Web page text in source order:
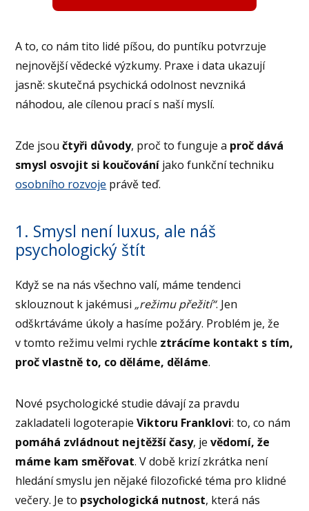
A to, co nám tito lidé píšou, do puntíku potvrzuje
nejnovější vědecké výzkumy. Praxe i data ukazují
jasně: skutečná psychická odolnost nevzniká
náhodou, ale cílenou prací s naší myslí.
Zde jsoučtyři důvody, proč to funguje a proč dává
smysl osvojit si koučování jako funkční techniku
osobního rozvoje právě teď.
1. Smysl není luxus, ale náš
psychologický štít
Když se na nás všechno valí, máme tendenci
sklouznout k jakémusi „režimu přežití“. Jen
odškrtáváme úkoly a hasíme požáry. Problém je, že
v tomto režimu velmi rychle ztrácíme kontakt s tím,
proč vlastně to, co děláme, děláme.
Nové psychologické studie dávají za pravdu
zakladateli logoterapieViktoru Franklovi: to, co nám
pomáhá zvládnout nejtěžší časy, jevědomí, že
máme kam směřovat. V době krizí zkrátka není
hledání smyslu jen nějaké filozofické téma pro klidné
večery. Je to psychologická nutnost, která nás